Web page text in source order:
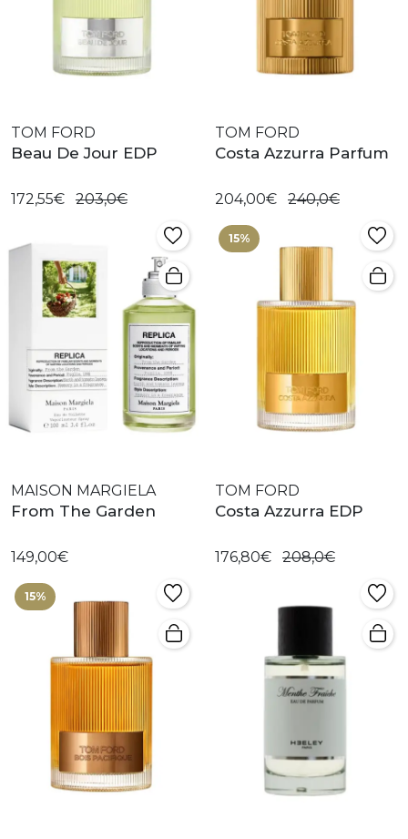
TOM FORD
Beau De Jour EDP
172,55€ 203,0€
TOM FORD
Costa Azzurra Parfum
204,00€ 240,0€
MAISON MARGIELA
From The Garden
149,00€
15%
TOM FORD
Costa Azzurra EDP
176,80€ 208,0€
15%